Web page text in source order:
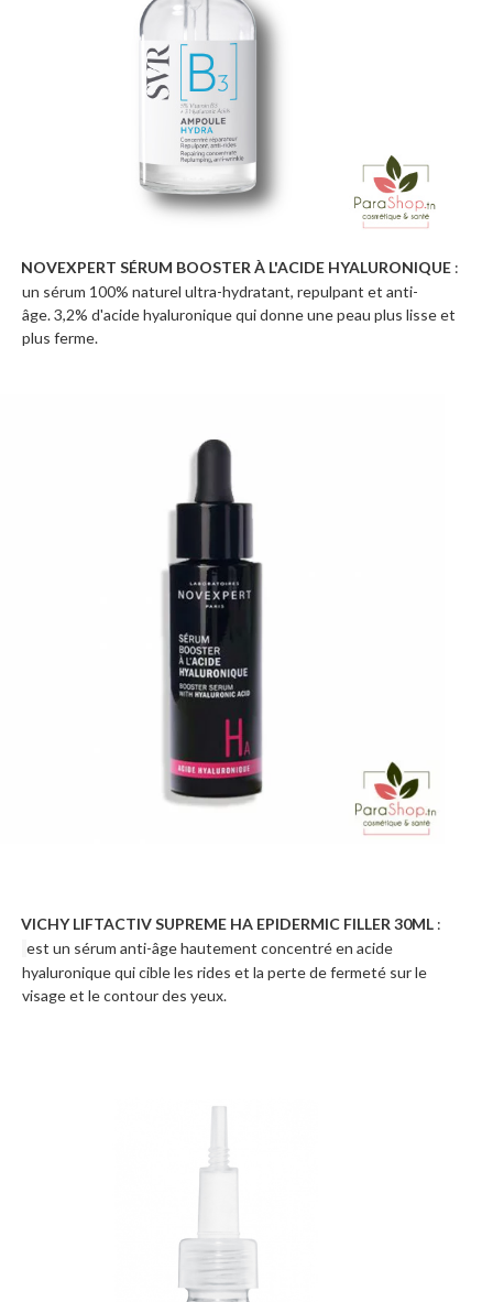
NOVEXPERT SÉRUM BOOSTER À L'ACIDE HYALURONIQUE :
un sérum 100% naturel ultra-hydratant, repulpant et anti-
âge. 3,2% d'acide hyaluronique qui donne une peau plus lisse et
plus ferme.
VICHY LIFTACTIV SUPREME HA EPIDERMIC FILLER 30ML :
est un sérum anti-âge hautement concentré en acide
hyaluronique qui cible les rides et la perte de fermeté sur le
visage et le contour des yeux.